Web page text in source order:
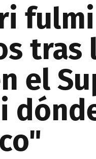
el